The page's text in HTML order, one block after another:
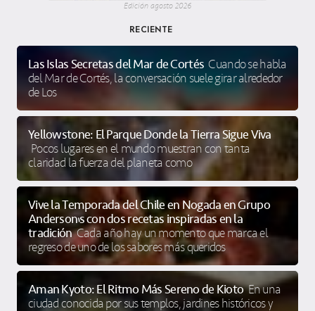
Edición agosto 2026
RECIENTE
Las Islas Secretas del Mar de Cortés Cuando se habla
del Mar de Cortés, la conversación suele girar alrededor
de Los
Yellowstone: El Parque Donde la Tierra Sigue Viva
Pocos lugares en el mundo muestran con tanta
claridad la fuerza del planeta como
Vive la Temporada del Chile en Nogada en Grupo
Anderson’s con dos recetas inspiradas en la
tradición Cada año hay un momento que marca el
regreso de uno de los sabores más queridos
Aman Kyoto: El Ritmo Más Sereno de Kioto En una
ciudad conocida por sus templos, jardines históricos y